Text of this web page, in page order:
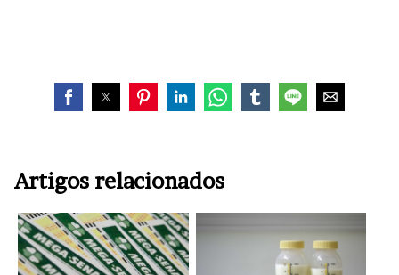
Artigos relacionados